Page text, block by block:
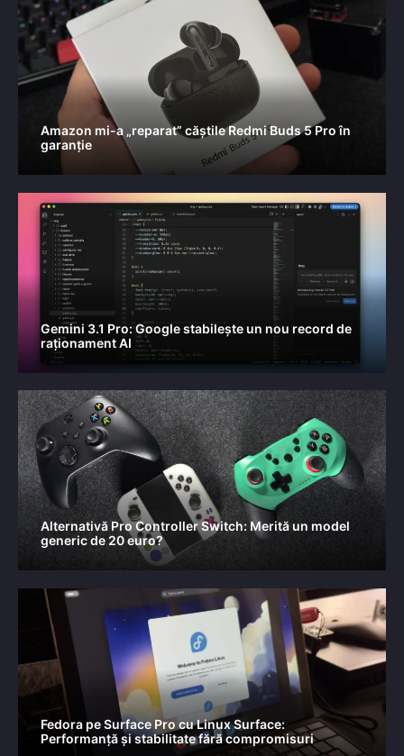
Amazon mi-a „reparat” căștile Redmi Buds 5 Pro în
garanție
Gemini 3.1 Pro: Google stabilește un nou record de
raționament AI
Alternativă Pro Controller Switch: Merită un model
generic de 20 euro?
Fedora pe Surface Pro cu Linux Surface:
Performanță și stabilitate fără compromisuri